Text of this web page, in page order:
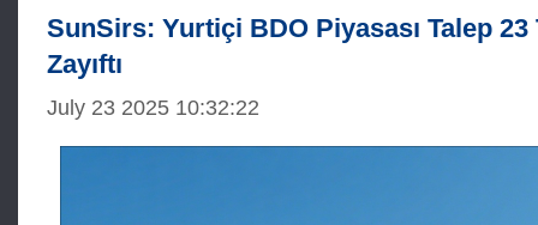
SunSirs: Yurtiçi BDO Piyasası Talep 23
Zayıftı
July 23 2025 10:32:22